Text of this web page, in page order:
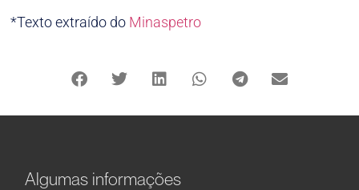
*Texto extraído do Minaspetro
Algumas informações